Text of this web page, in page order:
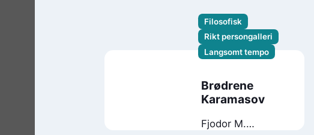
Filosofisk
Rikt persongalleri
Langsomt tempo
Brødrene
Karamasov
Fjodor M.